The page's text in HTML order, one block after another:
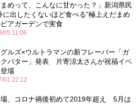
まめって、こんなに甘かった？」新潟県民
に出したくないほど食べる”極上えだまめ
アガーデンで実食
05 11:06
ルズ×ウルトラマンの新フレーバー「ガ
クバター」発表 片寄涼太さんが祝福イベ
場
01 22:12
、コロナ禍後初めて2019年超え 5月は